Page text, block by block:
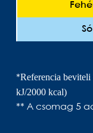
Só
*Referencia beviteli
kJ/2000 kcal)
** A csomag 5